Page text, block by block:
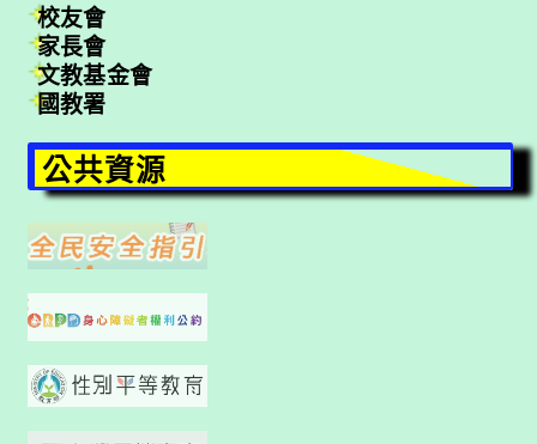
校友會
家長會
文教基金會
國教署
公共資源